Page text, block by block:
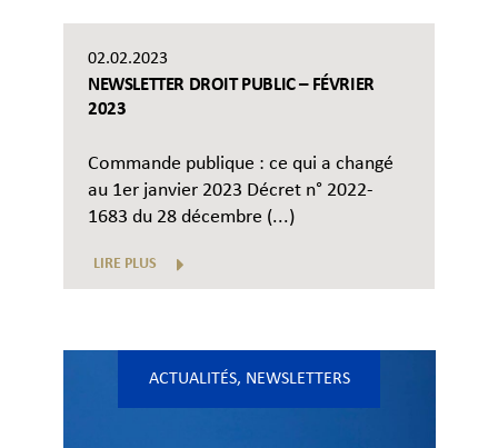
02.02.2023
NEWSLETTER DROIT PUBLIC – FÉVRIER
2023
Commande publique : ce qui a changé
au 1er janvier 2023 Décret n° 2022-
1683 du 28 décembre (...)
LIRE PLUS
ACTUALITÉS, NEWSLETTERS